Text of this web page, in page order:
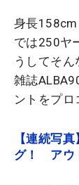
身長
では250ヤ
うしてそ
雑誌
ントをプロ
【連続写
グ！ アウ